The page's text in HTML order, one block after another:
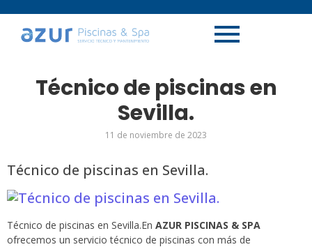
Técnico de piscinas en
Sevilla.
11 de noviembre de 2023
Técnico de piscinas en Sevilla.
Técnico de piscinas en Sevilla.En AZUR PISCINAS & SPA
ofrecemos un servicio técnico de piscinas con más de